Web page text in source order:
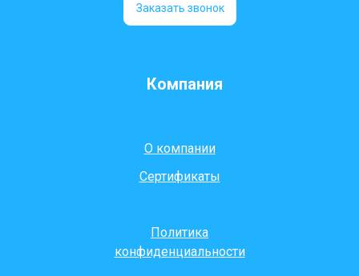
Заказать звонок
Компания
О компании
Сертификаты
Политика
конфиденциальности